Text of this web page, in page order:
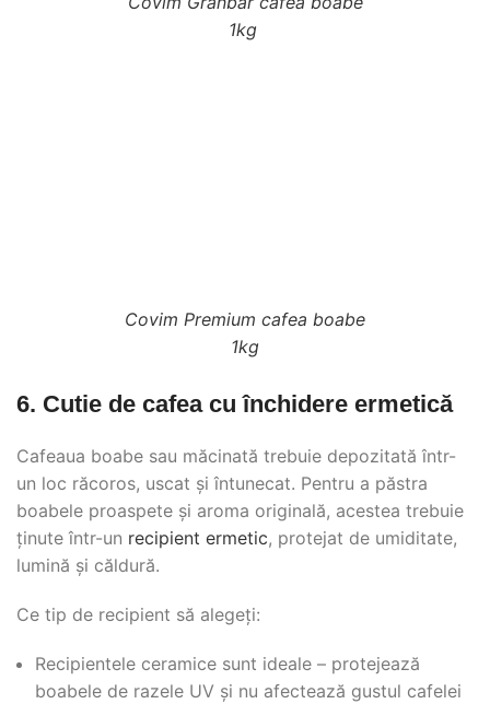
1kg
Covim Premium cafea boabe
1kg
6. Cutie de cafea cu închidere ermetică
Cafeaua boabe sau măcinată trebuie depozitată într-
un loc răcoros, uscat și întunecat. Pentru a păstra
boabele proaspete și aroma originală, acestea trebuie
ținute într-un recipient ermetic, protejat de umiditate,
lumină și căldură.
Ce tip de recipient să alegeți:
Recipientele ceramice sunt ideale – protejează
boabele de razele UV și nu afectează gustul cafelei